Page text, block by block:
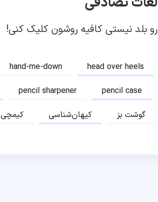
بلد نیستی کافیه روشون کلیک کنی!
hand-me-down head over heels
pencil sharpener pencil case
کیمچی کیهان‌شناسی گوشت بز